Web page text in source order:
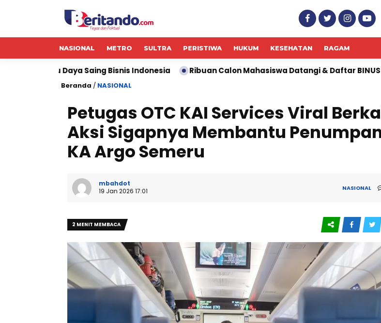
NASIONAL METRO SULTRA PERISTIWA HUKUM KESEHATAN RAGAM
Saing Bisnis Indonesia Ribuan Calon Mahasiswa Datangi & Daftar BINUS University,
Beranda / NASIONAL
Petugas OTC KAI Services Viral
Aksi Sigapnya Membantu
KA Argo Semeru
mbahdot
19 Jan 2026 17:01
NASIONAL
2 MENIT MEMBACA